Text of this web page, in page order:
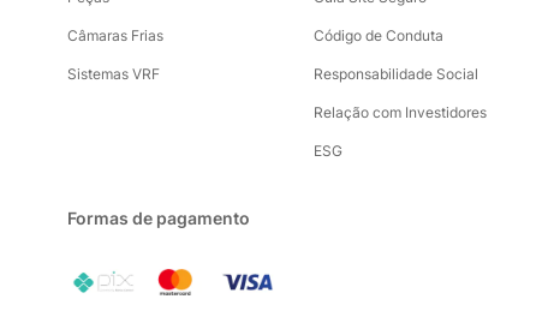
Câmaras Frias
Sistemas VRF
Código de Conduta
Responsabilidade Social
Relação com Investidores
ESG
Formas de pagamento